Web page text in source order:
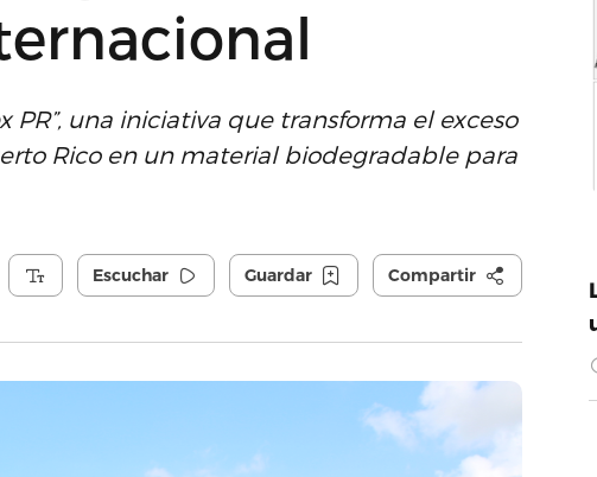
PR”, una iniciativa que transforma el exceso
Rico en un material biodegradable para
Escuchar Guardar Compartir